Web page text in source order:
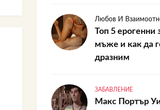
Любов И
Топ 5 ерогенни
мъже и как да
дразним
ЗАБАВЛЕНИЕ
Макс Портър